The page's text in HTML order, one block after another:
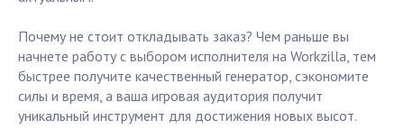
Почему не стоит откладывать заказ? Чем раньше вы
начнете работу с выбором исполнителя на Workzilla, тем
быстрее получите качественный генератор, сэкономите
силы и время, а ваша игровая аудитория получит
уникальный инструмент для достижения новых высот.